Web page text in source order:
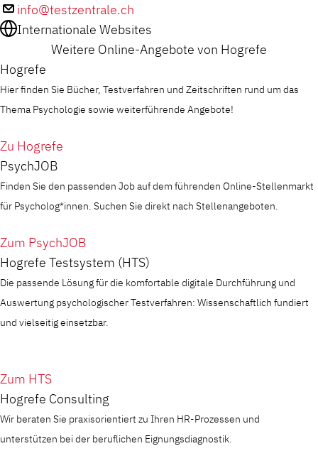
info@testzentrale.ch
Internationale Websites
Weitere Online-Angebote von Hogrefe
Hogrefe
Hier finden Sie Bücher, Testverfahren und Zeitschriften rund um das
Thema Psychologie sowie weiterführende Angebote!
Zu Hogrefe
PsychJOB
Finden Sie den passenden Job auf dem führenden Online-Stellenmarkt
für Psycholog*innen. Suchen Sie direkt nach Stellenangeboten.
Zum PsychJOB
Hogrefe Testsystem (HTS)
Die passende Lösung für die komfortable digitale Durchführung und
Auswertung psychologischer Testverfahren: Wissenschaftlich fundiert
und vielseitig einsetzbar.
Zum HTS
Hogrefe Consulting
Wir beraten Sie praxisorientiert zu Ihren HR-Prozessen und
unterstützen bei der beruflichen Eignungsdiagnostik.